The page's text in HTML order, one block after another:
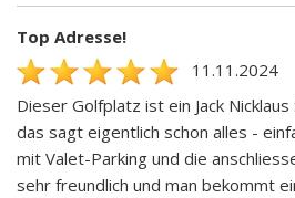
Top Adresse!
11.11.2024
Dieser Golfplatz ist ein Jack
das sagt eigentlich schon alles -
mit Valet-Parking und die
sehr freundlich und man bekommt